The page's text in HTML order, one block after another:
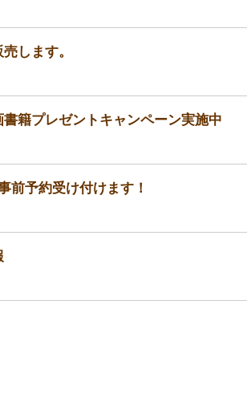
します。
籍プレゼントキャンペーン実施中
前予約受け付けます！